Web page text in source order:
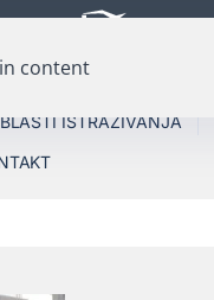
content
ISTRAŽIVANJA